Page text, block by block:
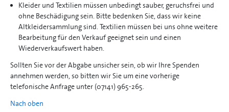
Kleider und Textilien müssen unbedingt sauber, geruchsfrei und
ohne Beschädigung sein. Bitte bedenken Sie, dass wir keine
Altkleidersammlung sind. Textilien müssen bei uns ohne weitere
Bearbeitung für den Verkauf geeignet sein und einen
Wiederverkaufswert haben.
Sollten Sie vor der Abgabe unsicher sein, ob wir Ihre Spenden
annehmen werden, so bitten wir Sie um eine vorherige
telefonische Anfrage unter (07141) 965-265.
Nach oben